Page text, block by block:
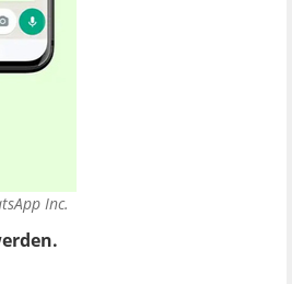
Inc.